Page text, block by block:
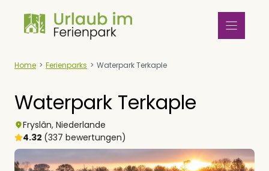
Inhalt
springen
Home > Ferienparks > Waterpark Terkaple
Waterpark Terkaple
Fryslân, Niederlande
4.32 (337 bewertungen)